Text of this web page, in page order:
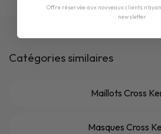
Catégories similaires
Maillots Cross
Masques Cross
Offre réservée aux nouveaux clients
newsletter